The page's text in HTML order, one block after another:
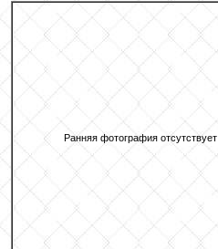
Ранняя фотография отсутствует